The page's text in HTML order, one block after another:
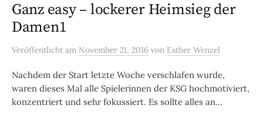
Ganz easy – lockerer Heimsieg der
Damen1
Veröffentlicht am November 21, 2016 von Esther Wenzel
Nachdem der Start letzte Woche verschlafen wurde,
waren dieses Mal alle Spielerinnen der KSG hochmotiviert,
konzentriert und sehr fokussiert. Es sollte alles an...